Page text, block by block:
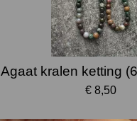
Agaat kralen ketting
€ 8,50